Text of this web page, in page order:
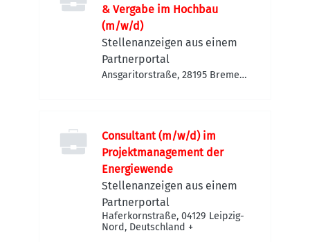
& Vergabe im Hochbau
(m/w/d)
Stellenanzeigen aus einem
Partnerportal
Ansgaritorstraße, 28195 Bremen,
Consultant (m/w/d) im
Projektmanagement der
Energiewende
Stellenanzeigen aus einem
Partnerportal
Haferkornstraße, 04129 Leipzig-
Nord, Deutschland +